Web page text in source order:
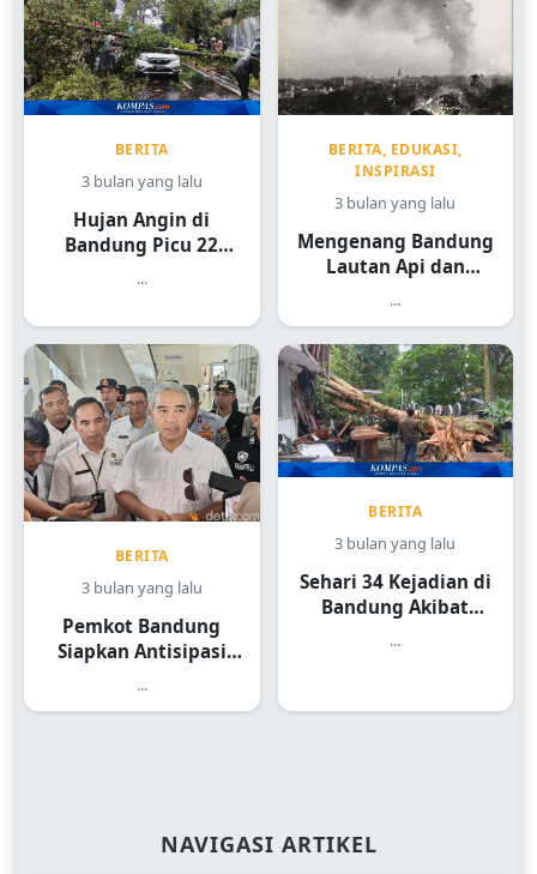
BERITA
3 bulan yang lalu
Hujan Angin di
Bandung Picu 22
...
BERITA, EDUKASI,
INSPIRASI
3 bulan yang lalu
Mengenang Bandung
Lautan Api dan
...
BERITA
3 bulan yang lalu
Pemkot Bandung
Siapkan Antisipasi
...
BERITA
3 bulan yang lalu
Sehari 34 Kejadian di
Bandung Akibat
...
NAVIGASI ARTIKEL